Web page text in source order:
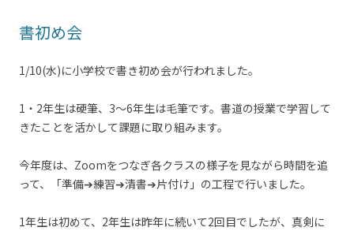
書初め会
1/10(水)に小学校で書き初め会が行われました。
1・2年生は硬筆、3～6年生は毛筆です。書道の授業で学習して
きたことを活かして課題に取り組みます。
今年度は、Zoomをつなぎ各クラスの様子を見ながら時間を追
って、「準備➔練習➔清書➔片付け」の工程で行いました。
1年生は初めて、2年生は昨年に続いて2回目でしたが、真剣に